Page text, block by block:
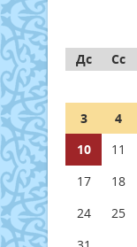
Дс
Сс
3
4
10
11
17
18
24
25